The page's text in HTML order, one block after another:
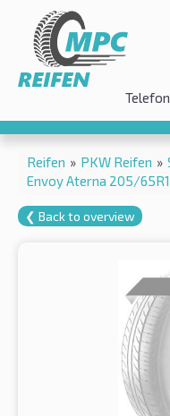
Reifen » PKW Reifen »
Envoy Aterna 205/
❮ Back to overview